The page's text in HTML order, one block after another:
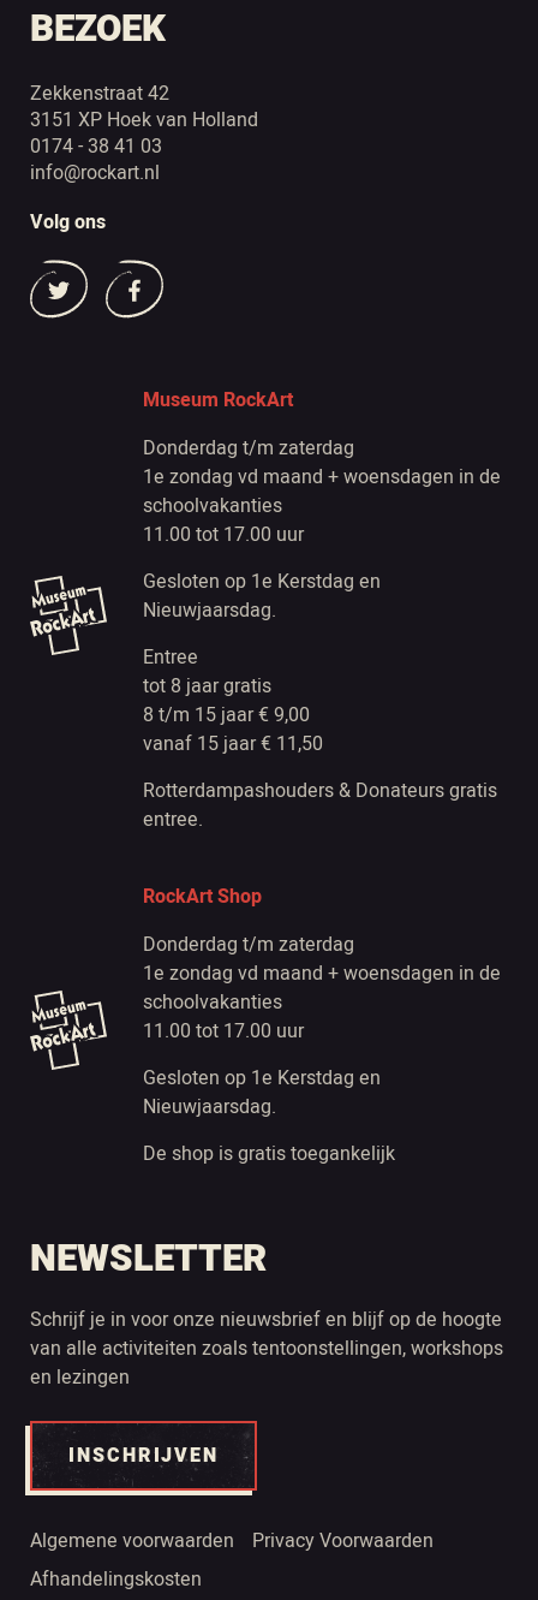
BEZOEK
Zekkenstraat 42
3151 XP Hoek van Holland
0174 - 38 41 03
info@rockart.nl
Volg ons
Museum RockArt
Donderdag t/m zaterdag
1e zondag vd maand + woensdagen in de
schoolvakanties
11.00 tot 17.00 uur
Gesloten op 1e Kerstdag en
Nieuwjaarsdag.
Entree
tot 8 jaar gratis
8 t/m 15 jaar € 9,00
vanaf 15 jaar € 11,50
Rotterdampashouders & Donateurs gratis
entree.
RockArt Shop
Donderdag t/m zaterdag
1e zondag vd maand + woensdagen in de
schoolvakanties
11.00 tot 17.00 uur
Gesloten op 1e Kerstdag en
Nieuwjaarsdag.
De shop is gratis toegankelijk
NEWSLETTER
Schrijf je in voor onze nieuwsbrief en blijf op de hoogte
van alle activiteiten zoals tentoonstellingen, workshops
en lezingen
INSCHRIJVEN
Algemene voorwaarden
Privacy Voorwaarden
Afhandelingskosten